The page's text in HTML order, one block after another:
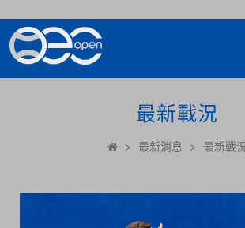
最新戰況
> 最新消息 > 最新戰